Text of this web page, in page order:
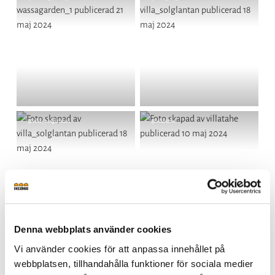
Denna webbplats använder cookies
Vi använder cookies för att anpassa innehållet på
webbplatsen, tillhandahålla funktioner för sociala medier
av
av
Inlägg
av
@villa_solglantan
Inlägg
av
@villatahe
Inlägg
publicerat
@villabrattbacken
publicerat
@eksjohusgotland